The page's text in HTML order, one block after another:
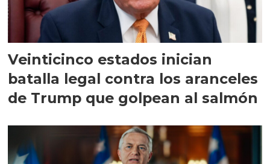
Veinticinco estados inician
batalla legal contra los aranceles
de Trump que golpean al salmón